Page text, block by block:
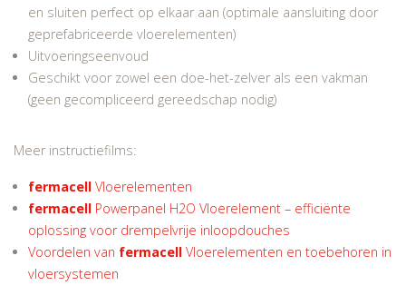
en sluiten perfect op elkaar aan (optimale aansluiting door
geprefabriceerde vloerelementen)
Uitvoeringseenvoud
Geschikt voor zowel een doe-het-zelver als een vakman
(geen gecompliceerd gereedschap nodig)
Meer instructiefilms:
fermacell Vloerelementen
fermacell Powerpanel H2O Vloerelement – efficiënte
oplossing voor drempelvrije inloopdouches
Voordelen van fermacell Vloerelementen en toebehoren in
vloersystemen